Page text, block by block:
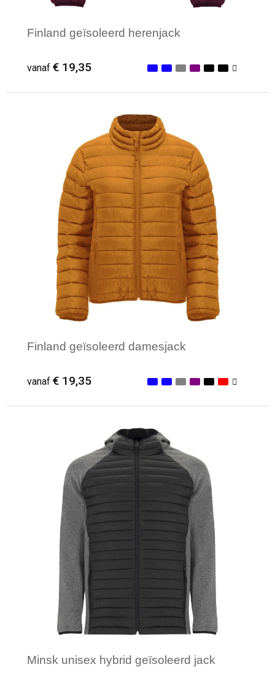
Finland geïsoleerd herenjack
vanaf € 19,35
Minimale afname: 1
Finland geïsoleerd damesjack
vanaf € 19,35
Minimale afname: 1
Minsk unisex hybrid geïsoleerd jack